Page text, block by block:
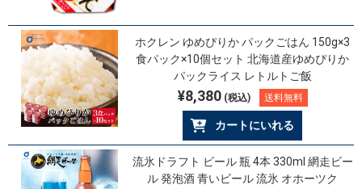
ホクレン ゆめぴりか パックごはん 150g×3
食パック×10個セット 北海道産ゆめぴりか
パックライス レトルトご飯
¥8,380(税込) 送料無料
カートにいれる
流氷ドラフト ビール 瓶 4本 330ml 網走ビー
ル 発泡酒 青いビール 流氷 オホーツク